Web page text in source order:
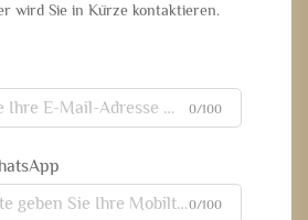
wird Sie in Kürze kontaktieren.
0/100
0/100